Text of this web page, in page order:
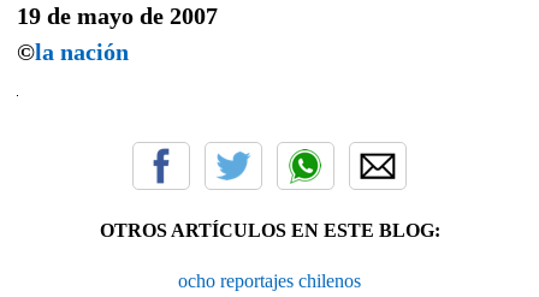
19 de mayo de 2007
©la nación
OTROS ARTÍCULOS EN ESTE BLOG:
ocho reportajes chilenos